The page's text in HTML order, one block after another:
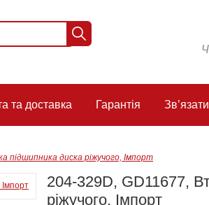
та доставка Гарантія
підшипника диска ріжучого, Імпорт
204-329D, GD11677,
ріжучого, Імпорт